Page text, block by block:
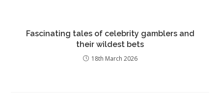
Fascinating tales of celebrity gamblers and
their wildest bets
18th March 2026